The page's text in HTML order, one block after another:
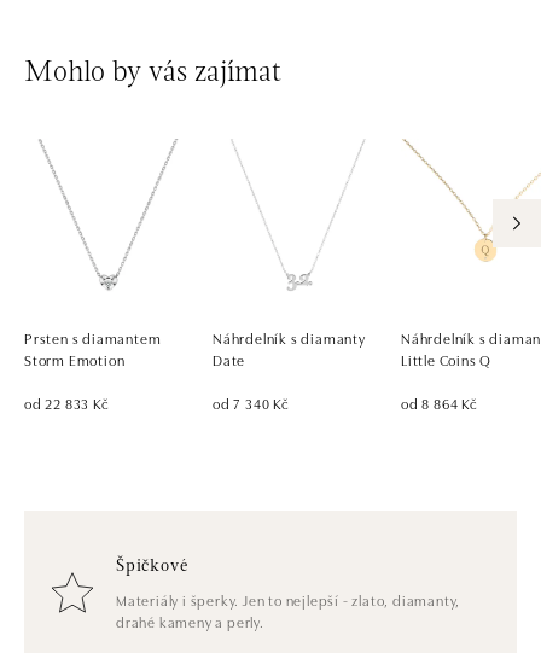
Mohlo by vás zajímat
Prsten s diamantem
Storm Emotion
od 22 833 Kč
Náhrdelník s diamanty
Date
od 7 340 Kč
Náhrdelník s
Little Coins Q
od 8 864 Kč
Špičkové
Materiály i šperky. Jen to nejlepší - zlato, diamanty,
drahé kameny a perly.